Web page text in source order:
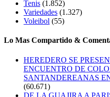
Tenis (1.852)
Variedades (1.327)
Voleibol (55)
Lo Mas Compartido &
HEREDERO SE
ENCUENTRO DE
SANTANDEREANAS
(60.671)
DE LA GUAJIRA A